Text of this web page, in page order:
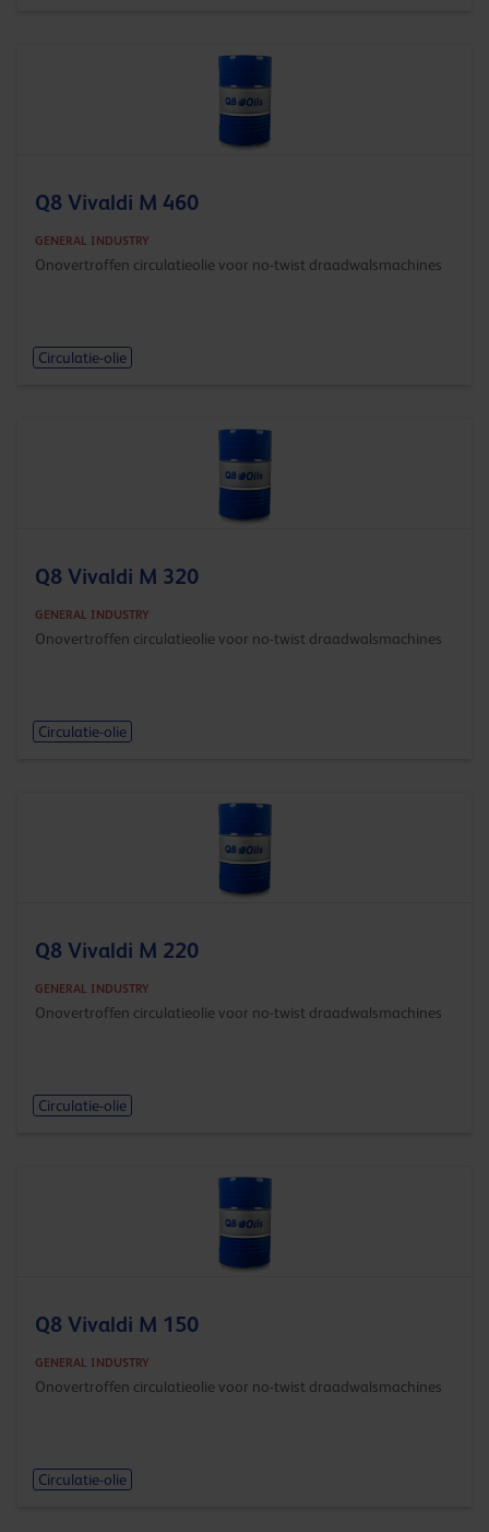
Q8 Vivaldi M 460
GENERAL INDUSTRY
Onovertroffen circulatieolie voor no-twist draadwalsmachines
Circulatie-olie
Q8 Vivaldi M 320
GENERAL INDUSTRY
Onovertroffen circulatieolie voor no-twist draadwalsmachines
Circulatie-olie
Q8 Vivaldi M 220
GENERAL INDUSTRY
Onovertroffen circulatieolie voor no-twist draadwalsmachines
Circulatie-olie
Q8 Vivaldi M 150
GENERAL INDUSTRY
Onovertroffen circulatieolie voor no-twist draadwalsmachines
Circulatie-olie